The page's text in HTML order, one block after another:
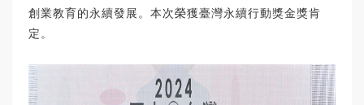
創業教育的永續發展。本次榮獲臺灣永續行動獎金獎肯
定。